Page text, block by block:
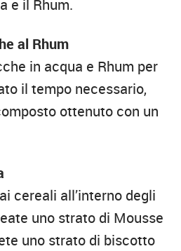
e il Rhum.
al Rhum
in acqua e Rhum per
il tempo necessario,
ottenuto con un
cereali all’interno degli
uno strato di Mousse
uno strato di biscotto